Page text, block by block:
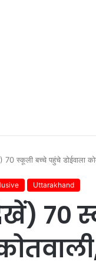
70 स्कूली बच्चे पहुंचे डोईवाला
Uttarakhand
70